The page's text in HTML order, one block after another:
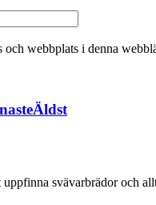
och webbplats i denna
Äldst
uppfinna svävarbrädor och